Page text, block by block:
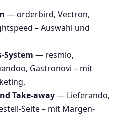
— orderbird, Vectron,
– Auswahl und
System — resmio,
Gastronovi – mit
Take-away— Lieferando,
Seite – mit Margen-